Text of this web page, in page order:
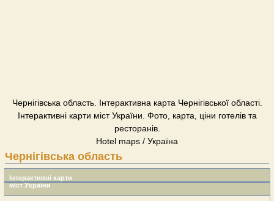
Чернігівська область. Інтерактивна карта Чернігівської області.
Інтерактивні карти міст України. Фото, карта, ціни готелів та
ресторанів.
Hotel maps / Україна
Чернігівська область
Інтерактивні карти
міст України